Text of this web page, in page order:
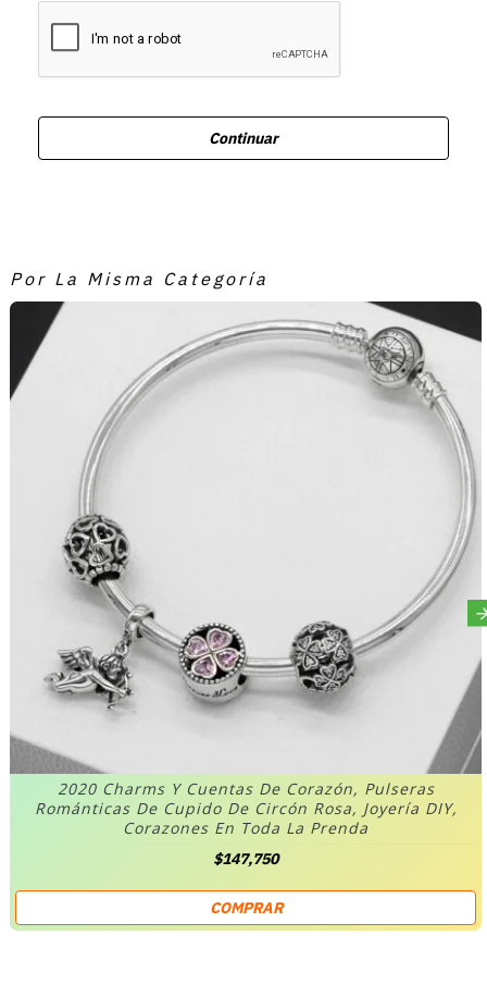
Continuar
Por La Misma Categoría
2020 Charms Y Cuentas De Corazón, Pulseras
Románticas De Cupido De Circón Rosa, Joyería DIY,
Corazones En Toda La Prenda
$147,750
COMPRAR